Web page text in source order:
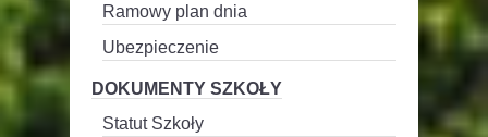
Ramowy plan dnia
Ubezpieczenie
DOKUMENTY SZKOŁY
Statut Szkoły